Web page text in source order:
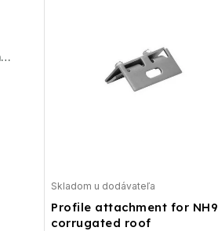
Skříňka pro rozdělovače 1015 mm - nadomítková
Profile attachment for NH9
corrugated roof
Skladom u dodávateľa